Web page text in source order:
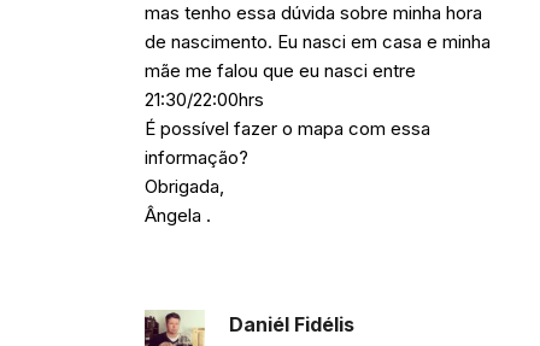
mas tenho essa dúvida sobre minha hora
de nascimento. Eu nasci em casa e minha
mãe me falou que eu nasci entre
21:30/22:00hrs
É possível fazer o mapa com essa
informação?
Obrigada,
Ângela .
Daniél Fidélis